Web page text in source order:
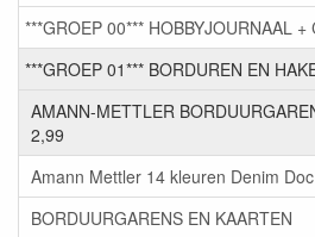
***GROEP 00*** HOBBYJOURNAAL
***GROEP 01*** BORDUREN EN
AMANN-METTLER
2,99
Amann Mettler 14 kleuren Denim
BORDUURGARENS EN KAARTEN